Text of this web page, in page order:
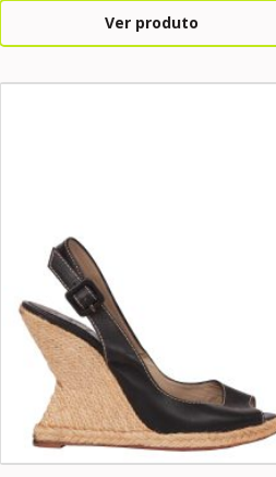
Ver produto